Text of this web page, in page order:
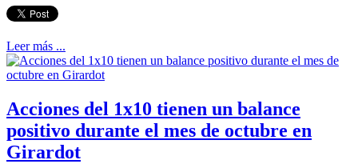
Leer más ...
Acciones del 1x10 tienen un balance
positivo durante el mes de octubre en
Girardot